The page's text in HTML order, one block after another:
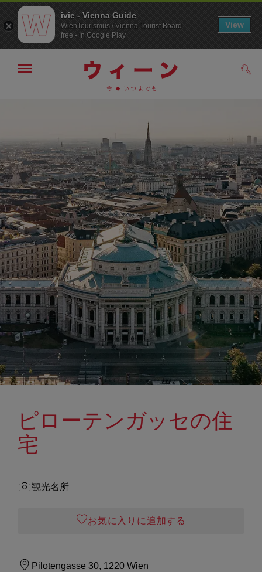
へ
ジ
の
ト
ッ
プ
へ
メ
非
表
示
ピローテンガッセの住
宅
観光名所
お気に入りに追加する
Pilotengasse 30, 1220 Wien
ivie - Vienna Guide
WienTourismus / Vienna Tourist Board
free - In Google Play
View